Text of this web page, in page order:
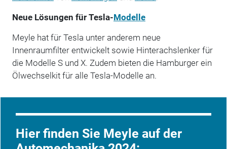
Neue Lösungen für Tesla-Modelle
Meyle hat für Tesla unter anderem neue
Innenraumfilter entwickelt sowie Hinterachslenker für
die Modelle S und X. Zudem bieten die Hamburger ein
Ölwechselkit für alle Tesla-Modelle an.
Hier finden Sie Meyle auf der